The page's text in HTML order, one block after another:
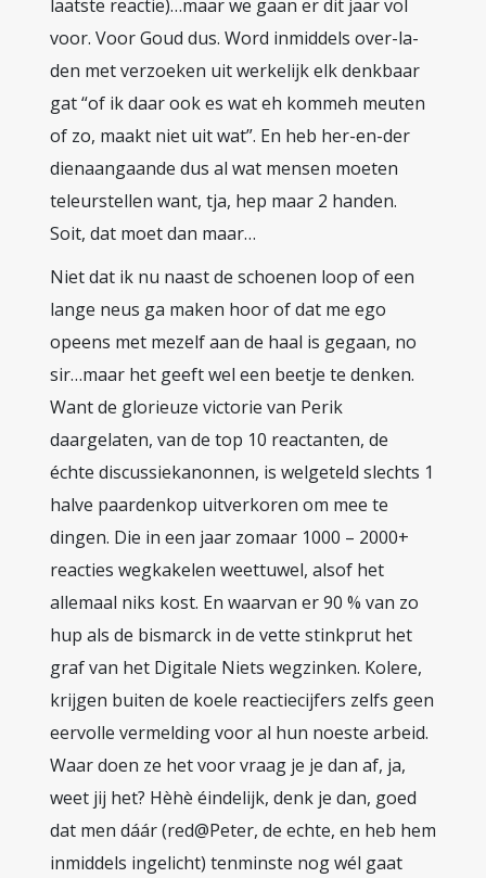
laatste reactie)…maar we gaan er dit jaar vol
voor. Voor Goud dus. Word inmiddels over-la-
den met verzoeken uit werkelijk elk denkbaar
gat “of ik daar ook es wat eh kommeh meuten
of zo, maakt niet uit wat”. En heb her-en-der
dienaangaande dus al wat mensen moeten
teleurstellen want, tja, hep maar 2 handen.
Soit, dat moet dan maar…
Niet dat ik nu naast de schoenen loop of een
lange neus ga maken hoor of dat me ego
opeens met mezelf aan de haal is gegaan, no
sir…maar het geeft wel een beetje te denken.
Want de glorieuze victorie van Perik
daargelaten, van de top 10 reactanten, de
échte discussiekanonnen, is welgeteld slechts 1
halve paardenkop uitverkoren om mee te
dingen. Die in een jaar zomaar 1000 – 2000+
reacties wegkakelen weettuwel, alsof het
allemaal niks kost. En waarvan er 90 % van zo
hup als de bismarck in de vette stinkprut het
graf van het Digitale Niets wegzinken. Kolere,
krijgen buiten de koele reactiecijfers zelfs geen
eervolle vermelding voor al hun noeste arbeid.
Waar doen ze het voor vraag je je dan af, ja,
weet jij het? Hèhè éindelijk, denk je dan, goed
dat men dáár (red@Peter, de echte, en heb hem
inmiddels ingelicht) tenminste nog wél gaat